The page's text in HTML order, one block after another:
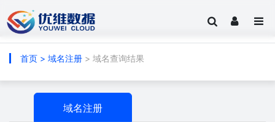
首页 > 域名注册 > 域名查询结果
域名注册